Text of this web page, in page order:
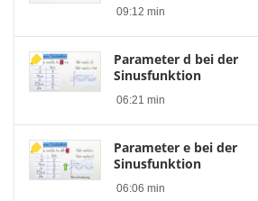
09:12 min
Parameter d bei der
Sinusfunktion
06:21 min
Parameter e bei der
Sinusfunktion
06:06 min